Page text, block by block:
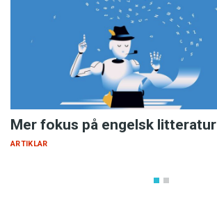
Mer fokus på engelsk litteratur
ARTIKLAR